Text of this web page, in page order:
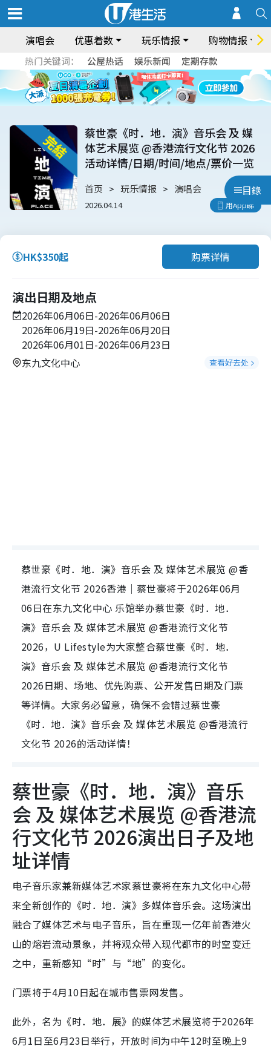
演唱会 优惠着数 玩乐情报 购物情报
热门关键词： 公屋热话 娱乐新闻 定期存款
目錄
蔡世豪《时．地．演》音乐会 及 媒
体艺术展览 @香港流行文化节 2026
活动详情/日期/时间/地点/票价一览
首页 玩乐情报 演唱会
2026.04.14 用App睇
HK$350起 购票详情
演出日期及地点
2026年06月06日-2026年06月06日
2026年06月19日-2026年06月20日
2026年06月01日-2026年06月23日
东九文化中心
查看好去处
蔡世豪《时．地．演》音乐会 及 媒体艺术展览 @香
港流行文化节 2026香港｜蔡世豪将于2026年06月
06日在东九文化中心 乐馆举办蔡世豪《时．地．
演》音乐会 及 媒体艺术展览 @香港流行文化节
2026，U Lifestyle为大家整合蔡世豪《时．地．
演》音乐会 及 媒体艺术展览 @香港流行文化节
2026日期、场地、优先购票、公开发售日期及门票
等详情。大家务必留意，确保不会错过蔡世豪
《时．地．演》音乐会 及 媒体艺术展览 @香港流行
文化节 2026的活动详情！
蔡世豪《时．地．演》音乐
会 及 媒体艺术展览 @香港流
行文化节 2026演出日子及地
址详情
电子音乐家兼新媒体艺术家蔡世豪将在东九文化中心带
来全新创作的《时．地．演》多媒体音乐会。这场演出
融合了媒体艺术与电子音乐，旨在重现一亿年前香港火
山的熔岩流动景象，并将观众带入现代都市的时空变迁
之中，重新感知“时”与“地”的变化。
门票将于4月10日起在城市售票网发售。
此外，名为《时．地．展》的媒体艺术展览将于2026年
6月1日至6月23日举行，开放时间为中午12时至晚上9